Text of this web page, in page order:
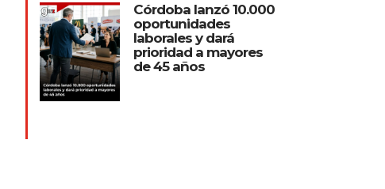
Córdoba lanzó 10.000
oportunidades
laborales y dará
prioridad a mayores
de 45 años